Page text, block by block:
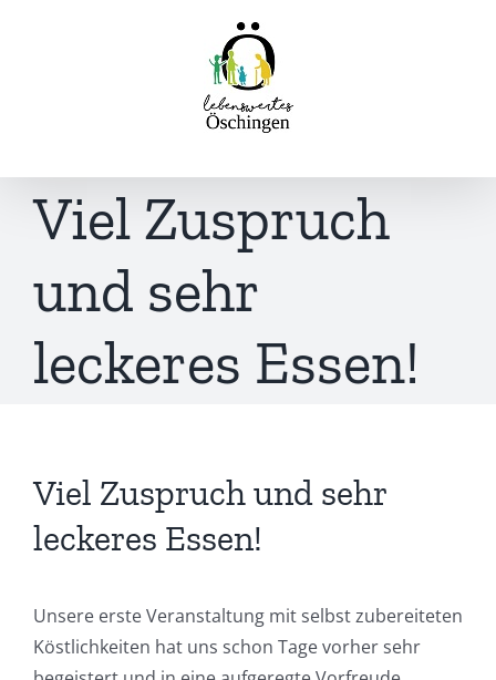
Viel Zuspruch
und sehr
leckeres Essen!
Viel Zuspruch und sehr
leckeres Essen!
Unsere erste Veranstaltung mit selbst zubereiteten
Köstlichkeiten hat uns schon Tage vorher sehr